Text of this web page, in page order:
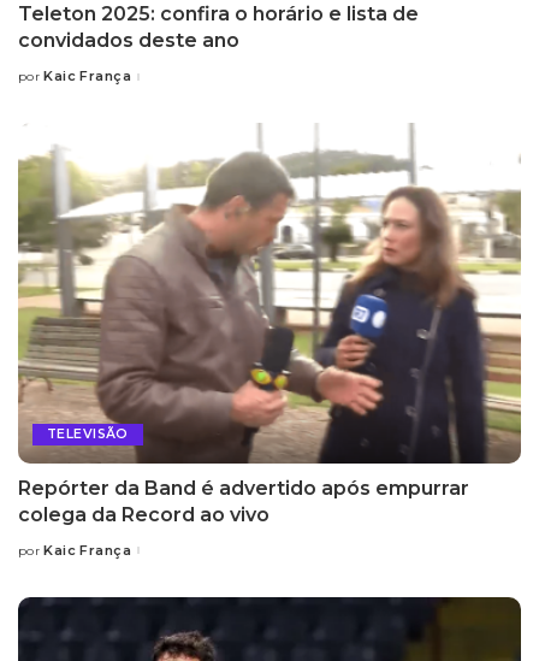
Teleton 2025: confira o horário e lista de
convidados deste ano
Posted
por Kaic França
TELEVISÃO
Repórter da Band é advertido após empurrar
colega da Record ao vivo
Posted
por Kaic França